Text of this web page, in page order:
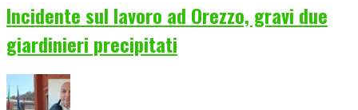
Incidente sul lavoro ad Orezzo, gravi due
giardinieri precipitati